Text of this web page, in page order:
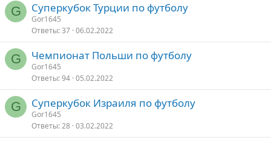
G Суперкубок Турции по футболу
Gor1645
Ответы 37 06.02.2022
G Чемпионат Польши по футболу
Gor1645
Ответы 94 05.02.2022
G Суперкубок Израиля по футболу
Gor1645
Ответы 28 03.02.2022